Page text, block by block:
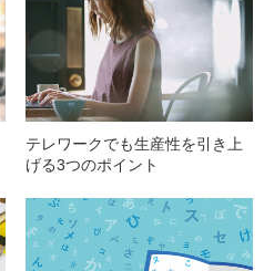
テレワークでも生産性を引き上
げる3つのポイント